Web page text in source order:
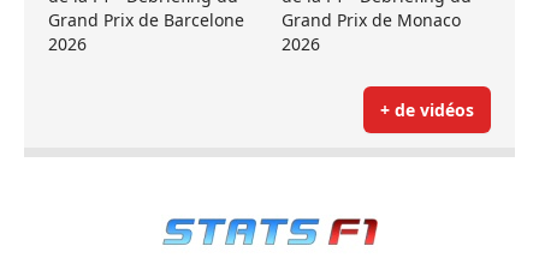
Grand Prix de Barcelone
2026
Grand Prix de Monaco
2026
+ de vidéos